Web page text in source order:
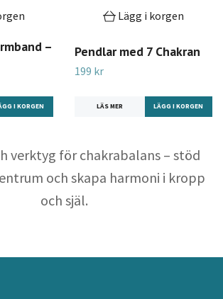
–
Lägg i korgen
Pendlar med 7 Chakran
199 kr
LÄS MER
verktyg för chakrabalans – stöd
och skapa harmoni i kropp
och själ.